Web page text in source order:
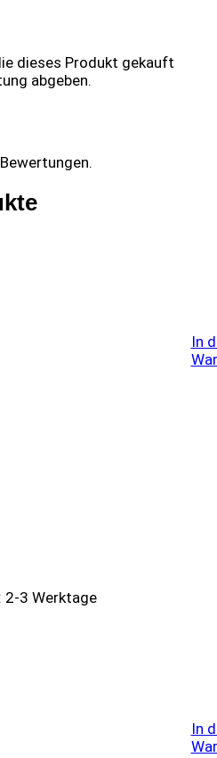
dieses Produkt gekauft
abgeben.
In
2-3 Werktage
In